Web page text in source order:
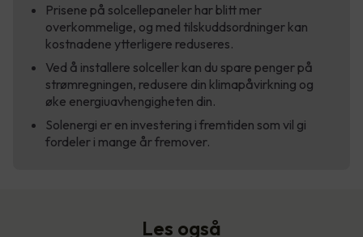
Prisene på solcellepaneler har blitt mer
overkommelige, og med tilskuddsordninger kan
kostnadene ytterligere reduseres.
Ved å installere solceller kan du spare penger på
strømregningen, redusere din klimapåvirkning og
øke energiuavhengigheten din.
Solenergi er en investering i fremtiden som vil gi
fordeler i mange år fremover.
Les også